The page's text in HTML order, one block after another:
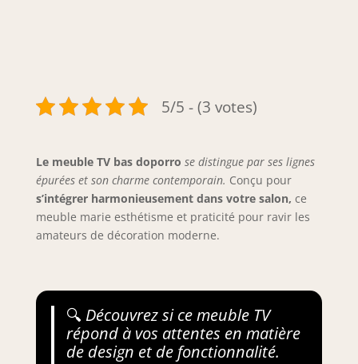
5/5 - (3 votes)
Le meuble TV bas doporro se distingue par ses lignes
épurées et son charme contemporain. Conçu pour
s’intégrer harmonieusement dans votre salon, ce
meuble marie esthétisme et praticité pour ravir les
amateurs de décoration moderne.
🔍 Découvrez si ce meuble TV
répond à vos attentes en matière
de design et de fonctionnalité.